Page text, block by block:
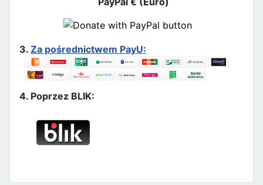
3. Za pośrednictwem PayU:
4. Poprzez BLIK: